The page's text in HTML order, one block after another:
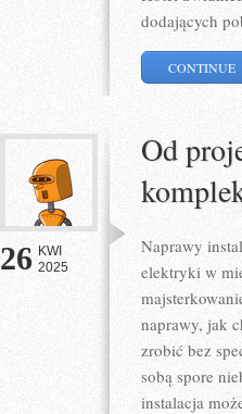
dodających
CONTINUE
26 KWI
2025
Od
Naprawy
elektryki w
naprawy, jak
zrobić bez
sobą spore
instalacja